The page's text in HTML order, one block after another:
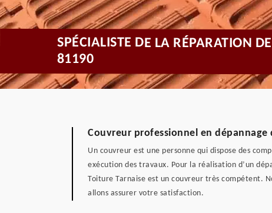
SPÉCIALISTE DE LA RÉPARATION
81190
Couvreur professionnel en
Un couvreur est une personne qui dispose des
exécution des travaux. Pour la réalisation d’un
Toiture Tarnaise est un couvreur très compétent.
allons assurer votre satisfaction.